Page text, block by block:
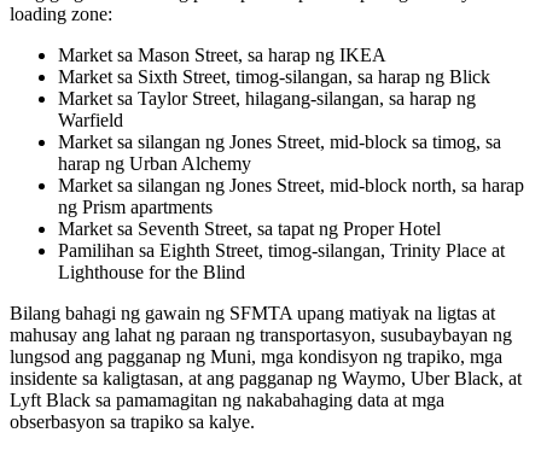
loading zone:
Market sa Mason Street, sa harap ng IKEA
Market sa Sixth Street, timog-silangan, sa harap ng Blick
Market sa Taylor Street, hilagang-silangan, sa harap ng
Warfield
Market sa silangan ng Jones Street, mid-block sa timog, sa
harap ng Urban Alchemy
Market sa silangan ng Jones Street, mid-block north, sa harap
ng Prism apartments
Market sa Seventh Street, sa tapat ng Proper Hotel
Pamilihan sa Eighth Street, timog-silangan, Trinity Place at
Lighthouse for the Blind
Bilang bahagi ng gawain ng SFMTA upang matiyak na ligtas at
mahusay ang lahat ng paraan ng transportasyon, susubaybayan ng
lungsod ang pagganap ng Muni, mga kondisyon ng trapiko, mga
insidente sa kaligtasan, at ang pagganap ng Waymo, Uber Black, at
Lyft Black sa pamamagitan ng nakabahaging data at mga
obserbasyon sa trapiko sa kalye.